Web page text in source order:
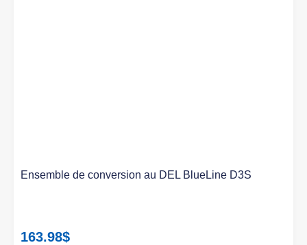
Ensemble de conversion au DEL BlueLine D3S
163.98$